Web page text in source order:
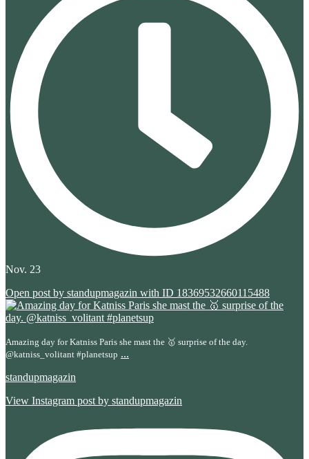
Nov. 23
Open post by standupmagazin with ID 18369532660115488
Amazing day for Katniss Paris she mast the 🥇 surprise of the day.
@katniss_volitant #planetsup ...
standupmagazin
View Instagram post by standupmagazin